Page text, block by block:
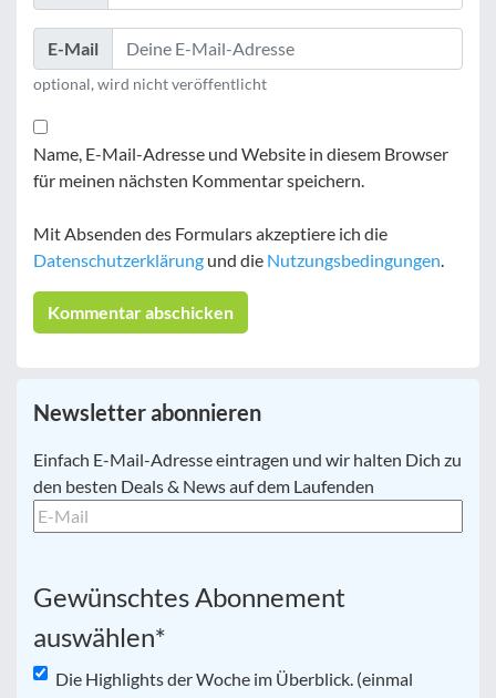
E-Mail
optional, wird nicht veröffentlicht
Name, E-Mail-Adresse und Website in diesem Browser
für meinen nächsten Kommentar speichern.
Mit Absenden des Formulars akzeptiere ich die
Datenschutzerklärung und die Nutzungsbedingungen.
Newsletter abonnieren
E-
Mail *
Einfach E-Mail-Adresse eintragen und wir halten Dich zu
den besten Deals & News auf dem Laufenden
Gewünschtes Abonnement
auswählen*
Die Highlights der Woche im Überblick. (einmal